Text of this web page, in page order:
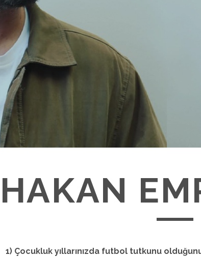
HAKAN
1) Çocukluk yıllarınızda futbol tutkunu